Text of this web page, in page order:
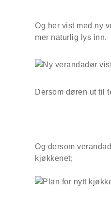
Og her vist med ny
mer naturlig lys inn.
Dersom døren ut til
Og dersom
kjøkkenet;